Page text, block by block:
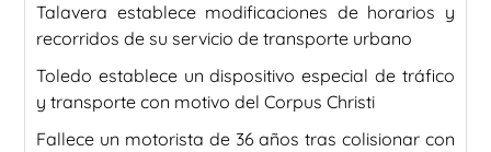
Talavera establece modificaciones de horarios y
recorridos de su servicio de transporte urbano
Toledo establece un dispositivo especial de tráfico
y transporte con motivo del Corpus Christi
Fallece un motorista de 36 años tras colisionar con